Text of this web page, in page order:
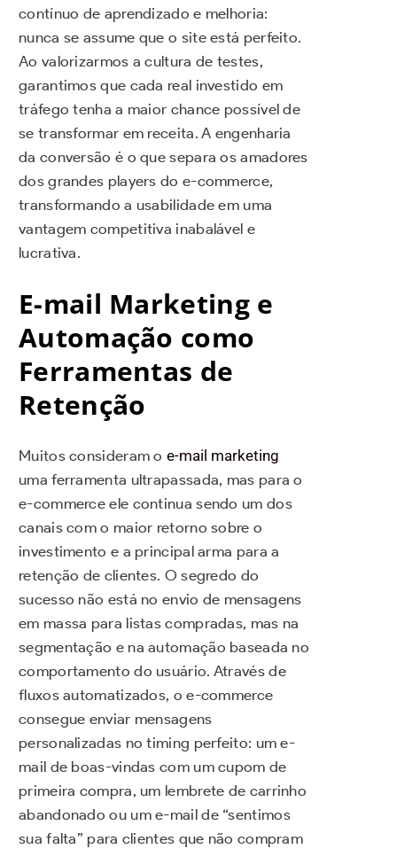
contínuo de aprendizado e melhoria:
nunca se assume que o site está perfeito.
Ao valorizarmos a cultura de testes,
garantimos que cada real investido em
tráfego tenha a maior chance possível de
se transformar em receita. A engenharia
da conversão é o que separa os amadores
dos grandes players do e-commerce,
transformando a usabilidade em uma
vantagem competitiva inabalável e
lucrativa.
E-mail Marketing e
Automação como
Ferramentas de
Retenção
Muitos consideram o e-mail marketing
uma ferramenta ultrapassada, mas para o
e-commerce ele continua sendo um dos
canais com o maior retorno sobre o
investimento e a principal arma para a
retenção de clientes. O segredo do
sucesso não está no envio de mensagens
em massa para listas compradas, mas na
segmentação e na automação baseada no
comportamento do usuário. Através de
fluxos automatizados, o e-commerce
consegue enviar mensagens
personalizadas no timing perfeito: um e-
mail de boas-vindas com um cupom de
primeira compra, um lembrete de carrinho
abandonado ou um e-mail de “sentimos
sua falta” para clientes que não compram